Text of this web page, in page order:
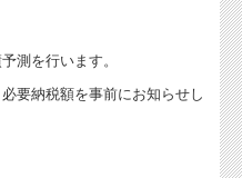
測を行います。
要納税額を事前にお知らせし